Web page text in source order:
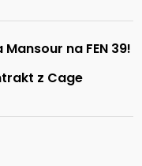
na FEN 39!
z Cage